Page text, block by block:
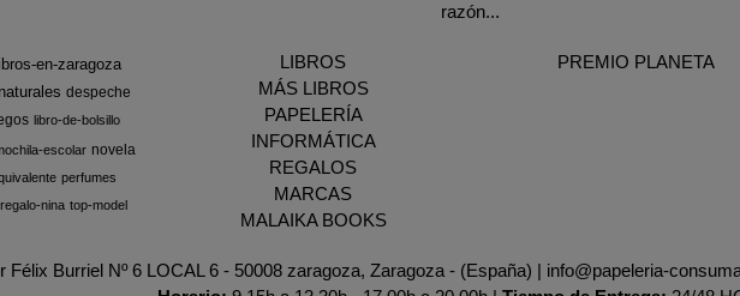
razón...
en-zaragoza
despeche
libro-de-bolsillo
escolar novela
perfumes
regalo-nina top-model
LIBROS
MÁS LIBROS
PAPELERÍA
INFORMÁTICA
REGALOS
MARCAS
MALAIKA BOOKS
PREMIO PLANETA
Félix Burriel Nº 6 LOCAL 6 - 50008 zaragoza, Zaragoza - (España) | info@papeleria-